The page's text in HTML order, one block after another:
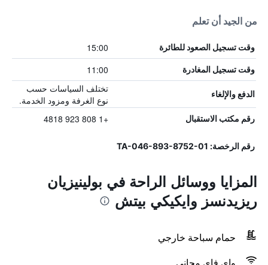
من الجيد أن تعلم
وقت تسجيل الصعود للطائرة 15:00
وقت تسجيل المغادرة 11:00
الدفع والإلغاء
تختلف السياسات حسب
نوع الغرفة ومزود الخدمة.
رقم مكتب الاستقبال +1 808 923 4818
رقم الرخصة: TA-046-893-8752-01
المزايا ووسائل الراحة في بولينيزيان
ريزيدنسز وايكيكي بيتش
حمام سباحة خارجي